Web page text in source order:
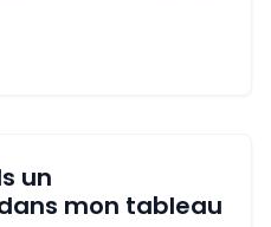
un
mon tableau